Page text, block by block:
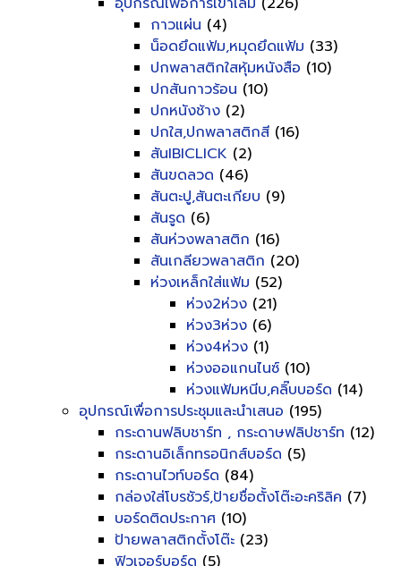
กาวแผ่น (4)
น็อดยึดแฟ้ม,หมุดยึดแฟ้ม (33)
ปกพลาสติกใสหุ้มหนังสือ (10)
ปกสันกาวร้อน (10)
ปกหนังช้าง (2)
ปกใส,ปกพลาสติกสี (16)
สันIBICLICK (2)
สันขดลวด (46)
สันตะปู,สันตะเกียบ (9)
สันรูด (6)
สันห่วงพลาสติก (16)
สันเกลียวพลาสติก (20)
ห่วงเหล็กใส่แฟ้ม (52)
ห่วง2ห่วง (21)
ห่วง3ห่วง (6)
ห่วง4ห่วง (1)
ห่วงออแกนไนซ์ (10)
ห่วงแฟ้มหนีบ,คลิ๊บบอร์ด (14)
อุปกรณ์เพื่อการประชุมและนำเสนอ (195)
กระดานฟลิบชาร์ท , กระดาษฟลิปชาร์ท (12)
กระดานอิเล็กทรอนิกส์บอร์ด (5)
กระดานไวท์บอร์ด (84)
กล่องใส่โบรชัวร์,ป้ายชื่อตั้งโต๊ะอะคริลิค (7)
บอร์ดติดประกาศ (10)
ป้ายพลาสติกตั้งโต๊ะ (23)
ฟิวเจอร์บอร์ด (5)